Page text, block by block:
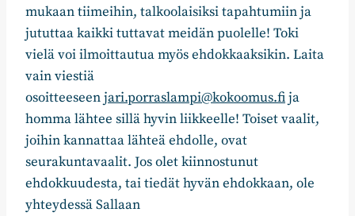
mukaan tiimeihin, talkoolaisiksi tapahtumiin ja
jututtaa kaikki tuttavat meidän puolelle! Toki
vielä voi ilmoittautua myös ehdokkaaksikin. Laita
vain viestiä
osoitteeseenjari.porraslampi@kokoomus.fija
homma lähtee sillä hyvin liikkeelle! Toiset vaalit,
joihin kannattaa lähteä ehdolle, ovat
seurakuntavaalit. Jos olet kiinnostunut
ehdokkuudesta, tai tiedät hyvän ehdokkaan, ole
yhteydessä Sallaan